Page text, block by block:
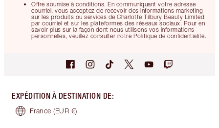
Offre soumise à conditions. En communiquant votre adresse
courriel, vous acceptez de recevoir des informations marketing
sur les produits ou services de Charlotte Tilbury Beauty Limited
par courriel et sur les plateformes des réseaux sociaux. Pour en
savoir plus sur la façon dont nous utilisons vos informations
personnelles, veuillez consulter notre Politique de confidentialité.
EXPÉDITION À DESTINATION DE:
France (EUR €)